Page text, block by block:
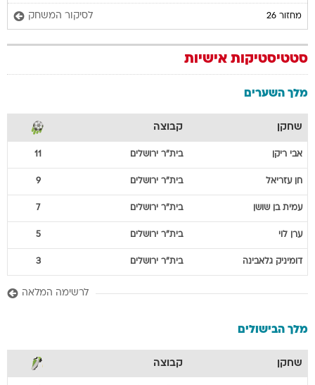
מחזור 26 לסיקור המשחק
סטטיסטיקות אישיות
מלך השערים
שחקן קבוצה
אבי ריקן בית"ר ירושלים 11
חן עזריאל בית"ר ירושלים 9
עמית בן שושן בית"ר ירושלים 7
ערן לוי בית"ר ירושלים 5
דומיניק גלאבינה בית"ר ירושלים 3
לרשימה המלאה
מלך הבישולים
שחקן קבוצה